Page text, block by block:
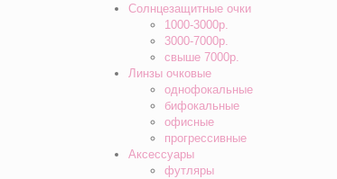
Солнцезащитные очки
1000-3000р.
3000-7000р.
свыше 7000р.
Линзы очковые
однофокальные
бифокальные
офисные
прогрессивные
Аксессуары
футляры